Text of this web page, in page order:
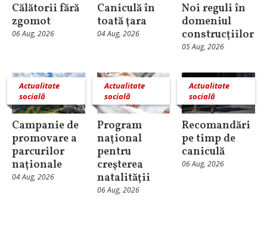
Călătorii fără
zgomot
06 Aug, 2026
Caniculă în
toată ţara
04 Aug, 2026
Noi reguli în
domeniul
construcţiilor
05 Aug, 2026
Actualitate
socială
Campanie de
promovare a
parcurilor
naţionale
04 Aug, 2026
Actualitate
socială
Program
naţional
pentru
creşterea
natalităţii
06 Aug, 2026
Actualitate
socială
Recomandări
pe timp de
caniculă
06 Aug, 2026